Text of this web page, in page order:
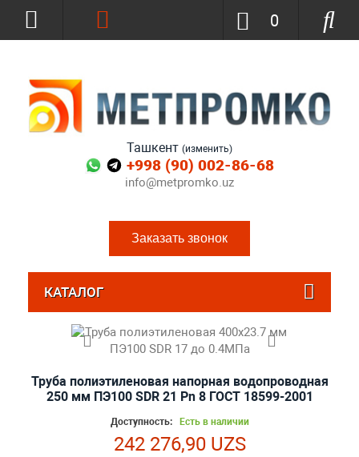
Ташкент (изменить)
+998 (90) 002-86-68
info@metpromko.uz
Заказать звонок
0
КАТАЛОГ
Труба полиэтиленовая напорная водопроводная
250 мм ПЭ100 SDR 21 Pn 8 ГОСТ 18599-2001
Доступность: Есть в наличии
242 276,90 UZS